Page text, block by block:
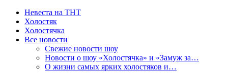
Невеста на ТНТ
Холостяк
Холостячка
Все новости
Свежие новости шоу
Новости о шоу «Холостячка» и «Замуж за…
О жизни самых ярких холостяков и…